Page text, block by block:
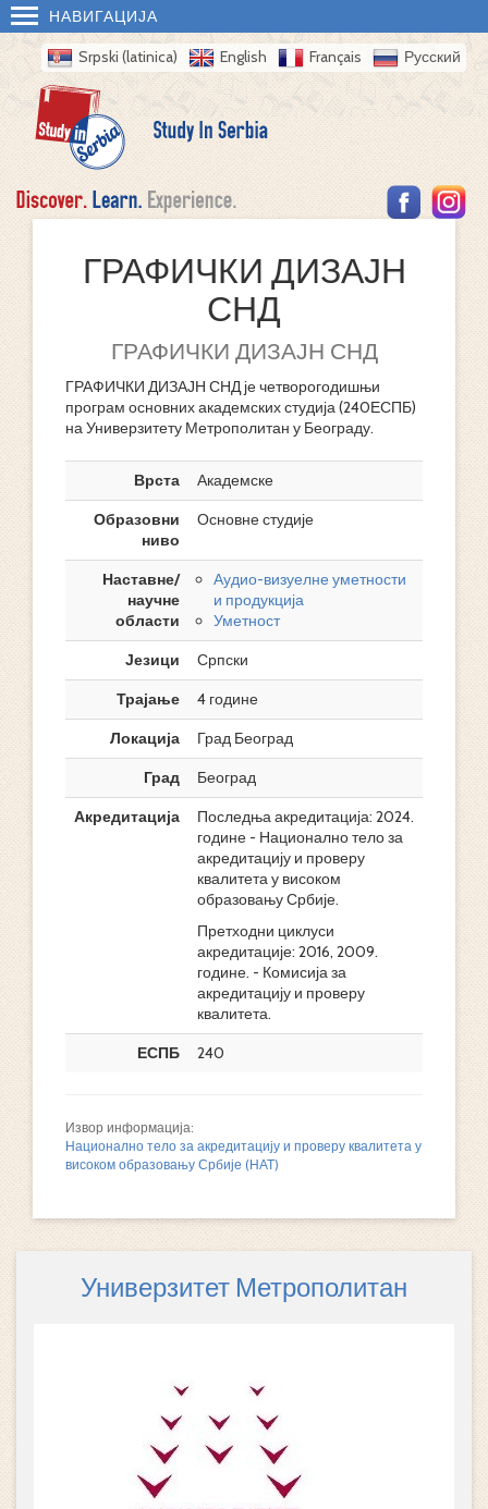
НАВИГАЦИЈА
Srpski (latinica) English Français Русский
ГРАФИЧКИ ДИЗАЈН
СНД
ГРАФИЧКИ ДИЗАЈН СНД
ГРАФИЧКИ ДИЗАЈН СНД је четворогодишњи
програм основних академских студија (240ЕСПБ)
на Универзитету Метрополитан у Београду.
Врста
Академске
Образовни
ниво
Основне студије
Наставне/
научне
области
Аудио-визуелне уметности
и продукција
Уметност
Језици
Српски
Трајање
4 године
Локација
Град Београд
Град
Београд
Акредитација
Последња акредитација: 2024.
године - Национално тело за
акредитацију и проверу
квалитета у високом
образовању Србије.
Претходни циклуси
акредитације: 2016, 2009.
године. - Комисија за
акредитацију и проверу
квалитета.
ЕСПБ
240
Извор информација:
Национално тело за акредитацију и проверу квалитета у
високом образовању Србије (НАТ)
Универзитет Метрополитан